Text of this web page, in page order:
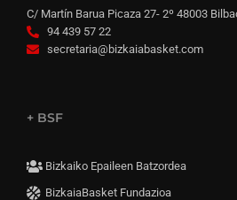
C/ Martín Barua Picaza 27- 2º 48003
94 439 57 22
secretaria@bizkaiabasket.com
+ BSF
Bizkaiko Epaileen Batzordea
BizkaiaBasket Fundazioa